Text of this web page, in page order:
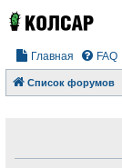
Главная FAQ
Список форумов